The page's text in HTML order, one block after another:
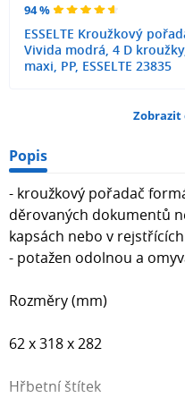
94 %
ESSELTE Kroužkový
Vivida modrá, 4 D
maxi, PP, ESSELTE 23835
Zobrazit
Popis
- kroužkový pořadač
děrovaných dokumentů
kapsách nebo v
- potažen odolnou a
Rozměry (mm)
62 x 318 x 282
Hřbetní štítek